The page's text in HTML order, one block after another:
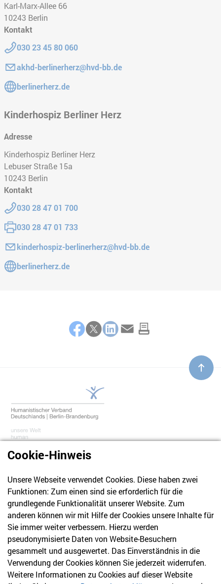
Karl-Marx-Allee 66
10243 Berlin
Kontakt
Telefon:
030 23 45 80 060
E-Mail:akhd-berlinerherz@hvd-bb.de
Gehe zur Website:
berlinerherz.de
Kinderhospiz Berliner Herz
Adresse
Kinderhospiz Berliner Herz
Lebuser Straße 15a
10243 Berlin
Kontakt
Telefon:
030 28 47 01 700
Fax:030 28 47 01 733
E-Mail:kinderhospiz-berlinerherz@hvd-bb.de
Gehe zur Website:
berlinerherz.de
030 61 39 04 10
info@hvd-bb.de
Newsletter
Bleiben Sie mit unserem Newsletter auf dem aktuellsten
Stand mit Themen, die Sie interessieren.
Cookie-Hinweis
Unsere Webseite verwendet Cookies. Diese haben zwei
Funktionen: Zum einen sind sie erforderlich für die
grundlegende Funktionalität unserer Website. Zum
anderen können wir mit Hilfe der Cookies unsere Inhalte für
Sie immer weiter verbessern. Hierzu werden
pseudonymisierte Daten von Website-Besuchern
gesammelt und ausgewertet. Das Einverständnis in die
Verwendung der Cookies können Sie jederzeit widerrufen.
Weitere Informationen zu Cookies auf dieser Website